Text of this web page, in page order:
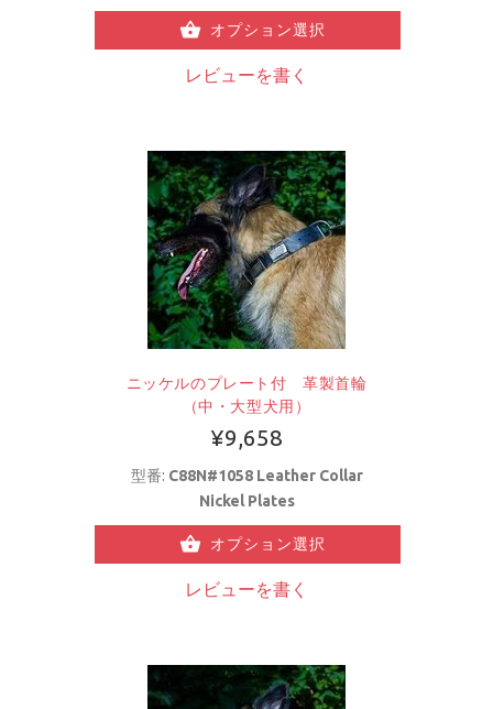
オプション選択
レビューを書く
ニッケルのプレート付 革製首輪
（中・大型犬用）
¥9,658
型番: C88N#1058 Leather Collar
Nickel Plates
オプション選択
レビューを書く